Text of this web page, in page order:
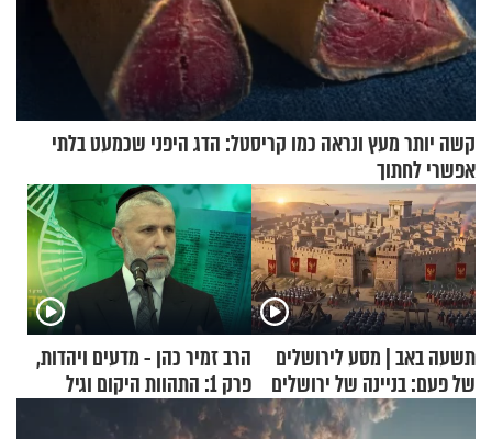
קשה יותר מעץ ונראה כמו קריסטל: הדג היפני שכמעט בלתי
אפשרי לחתוך
תשעה באב | מסע לירושלים
של פעם: בניינה של ירושלים
הרב זמיר כהן - מדעים ויהדות,
פרק 1: התהוות היקום וגיל
העולם